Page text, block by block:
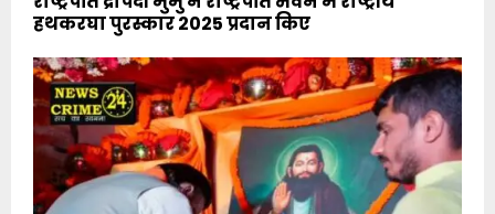
हथकरघा पुरस्कार 2025 प्रदान किए